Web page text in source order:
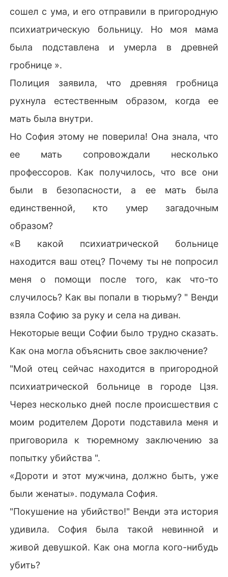
сошел с ума, и его отправили в пригородную
психиатрическую больницу. Но моя мама
была подставлена и умерла в древней
гробнице ».
Полиция заявила, что древняя гробница
рухнула естественным образом, когда ее
мать была внутри.
Но София этому не поверила! Она знала, что
ее мать сопровождали несколько
профессоров. Как получилось, что все они
были в безопасности, а ее мать была
единственной, кто умер загадочным
образом?
«В какой психиатрической больнице
находится ваш отец? Почему ты не попросил
меня о помощи после того, как что-то
случилось? Как вы попали в тюрьму? " Венди
взяла Софию за руку и села на диван.
Некоторые вещи Софии было трудно сказать.
Как она могла объяснить свое заключение?
"Мой отец сейчас находится в пригородной
психиатрической больнице в городе Цзя.
Через несколько дней после происшествия с
моим родителем Дороти подставила меня и
приговорила к тюремному заключению за
попытку убийства ".
«Дороти и этот мужчина, должно быть, уже
были женаты». подумала София.
"Покушение на убийство!" Венди эта история
удивила. София была такой невинной и
живой девушкой. Как она могла кого-нибудь
убить?